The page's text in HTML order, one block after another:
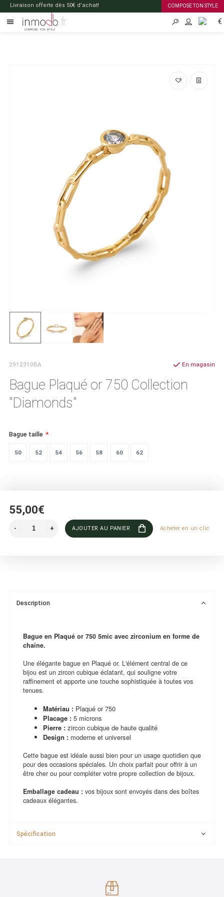
COMPOSE TON STYLE
Livraison offerte dès 50€ d’achat!
FR €
2912310BA
Bague Plaqué or 750 Collection
"Diamonds"
En magasin
Bague taille
50 52 54 56 58 60 62
55,00€
AJOUTER AU PANIER Acheter en un clic
Description
Bague en Plaqué or 750 5mic avec zirconium en forme de
chaine.
Une élégante bague en Plaqué or. L'élément central de ce
bijou est un zircon cubique éclatant, qui souligne votre
raffinement et apporte une touche sophistiquée à toutes vos
tenues.
Matériau : Plaqué or 750
Placage : 5 microns
Pierre : zircon cubique de haute qualité
Design : moderne et universel
Cette bague est idéale aussi bien pour un usage quotidien que
pour des occasions spéciales. Un choix parfait pour offrir à un
être cher ou pour compléter votre propre collection de bijoux.
Emballage cadeau : vos bijoux sont envoyés dans des boîtes
cadeaux élégantes.
Spécification